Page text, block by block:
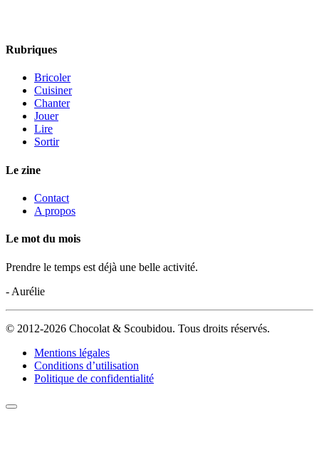
Rubriques
Bricoler
Cuisiner
Chanter
Jouer
Lire
Sortir
Le zine
Contact
A propos
Le mot du mois
Prendre le temps est déjà une belle activité.
- Aurélie
© 2012-2026 Chocolat & Scoubidou. Tous droits réservés.
Mentions légales
Conditions d’utilisation
Politique de confidentialité